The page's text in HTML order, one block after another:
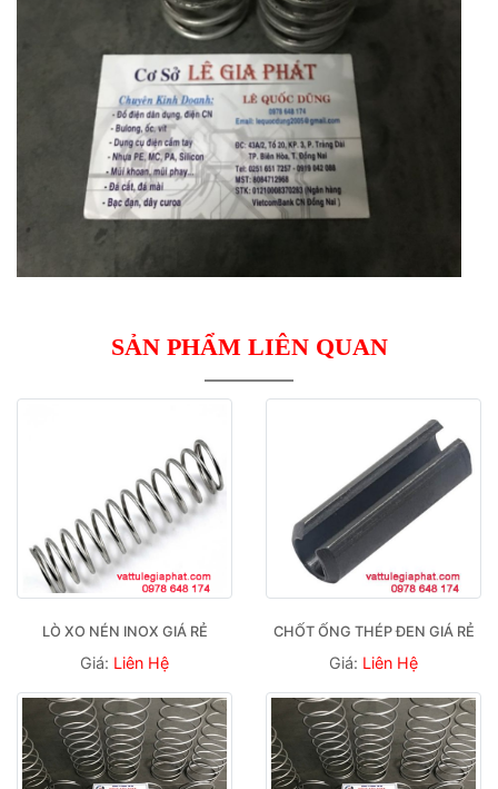
SẢN PHẨM LIÊN QUAN
LÒ XO NÉN INOX GIÁ RẺ
Giá: Liên Hệ
CHỐT ỐNG THÉP ĐEN GIÁ RẺ
Giá: Liên Hệ